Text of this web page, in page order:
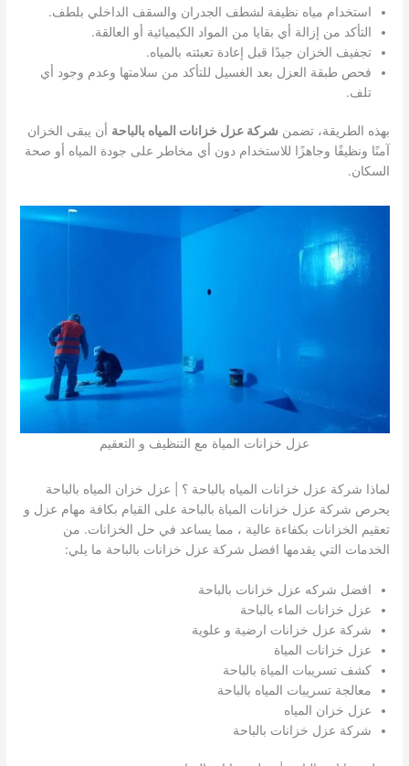
استخدام مياه نظيفة لشطف الجدران والسقف الداخلي بلطف.
التأكد من إزالة أي بقايا من المواد الكيميائية أو العالقة.
تجفيف الخزان جيدًا قبل إعادة تعبئته بالمياه.
فحص طبقة العزل بعد الغسيل للتأكد من سلامتها وعدم وجود أي
تلف.
بهذه الطريقة، تضمن شركة عزل خزانات المياه بالباحة أن يبقى الخزان
آمنًا ونظيفًا وجاهزًا للاستخدام دون أي مخاطر على جودة المياه أو صحة
السكان.
عزل خزانات المياة مع التنظيف و التعقيم
لماذا شركة عزل خزانات المياه بالباحة ؟ | عزل خزان المياه بالباحة
يحرص شركة عزل خزانات المياة بالباحة على القيام بكافة مهام عزل و
تعقيم الخزانات بكفاءة عالية ، مما يساعد في حل الخزانات. من
الخدمات التي يقدمها افضل شركة عزل خزانات بالباحة ما يلي:
افضل شركه عزل خزانات بالباحة
عزل خزانات الماء بالباحة
شركة عزل خزانات ارضية و علوية
عزل خزانات المياة
كشف تسريبات المياة بالباحة
معالجة تسريبات المياه بالباحة
عزل خزان المياه
شركة عزل خزانات بالباحة